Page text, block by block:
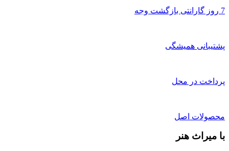
7 روز گارانتی بازگشت وجه
پشتیبانی همیشگی
پرداخت در محل
محصولات اصل
با میراث هنر